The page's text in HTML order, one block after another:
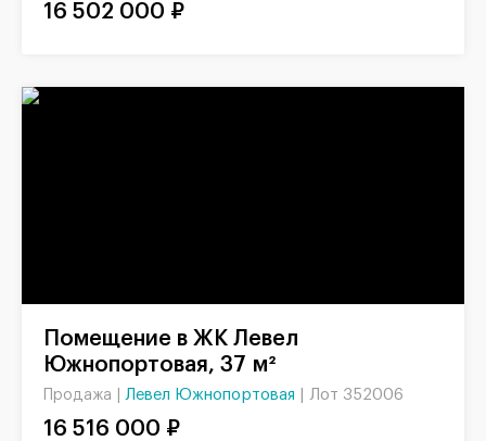
16 502 000 ₽
Южнопортовая, 37 м²
Продажа | Левел Южнопортовая Лот 352006
16 516 000 ₽